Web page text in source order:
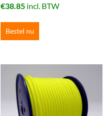
€38.85 incl. BTW
Bestel nu